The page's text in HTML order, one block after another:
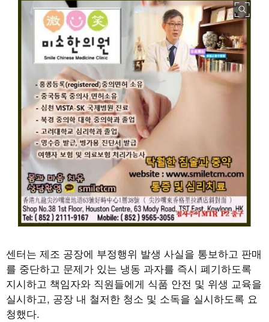
센터는 제조 공장에 부정행위 발생 사실을 통보하고 판매
를 중단하고 문제가 있는 냉동 과자를 즉시 폐기하도록
지시하고 책임자와 직원들에게 식품 안전 및 위생 교육을
실시하고, 공장 내 철저한 청소 및 소독을 실시하도록 요
청했다.